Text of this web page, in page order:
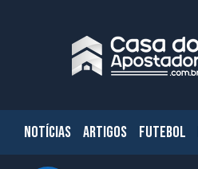
NOTÍCIAS ARTIGOS FUTEBOL